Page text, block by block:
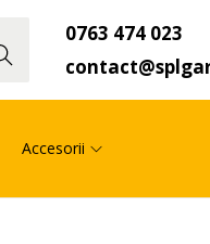
ă
0763 474 023
Accesorii